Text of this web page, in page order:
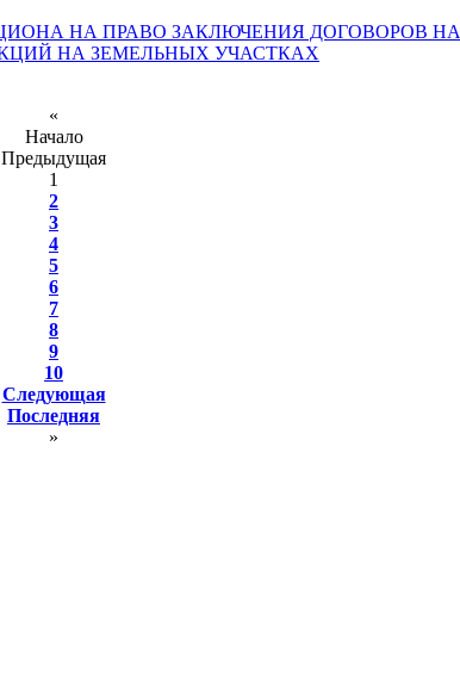
НА ПРАВО ЗАКЛЮЧЕНИЯ ДОГОВОРОВ НА
НА ЗЕМЕЛЬНЫХ УЧАСТКАХ
«
Начало
Предыдущая
1
2
3
4
5
6
7
8
9
10
Следующая
Последняя
»